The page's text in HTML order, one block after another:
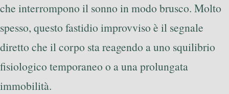
che interrompono il sonno in modo brusco. Molto
spesso, questo fastidio improvviso è il segnale
diretto che il corpo sta reagendo a uno squilibrio
fisiologico temporaneo o a una prolungata
immobilità.